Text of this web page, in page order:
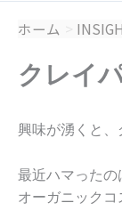
ホーム
クレイ
興味が湧くと、
最近ハマったの
オーガニック